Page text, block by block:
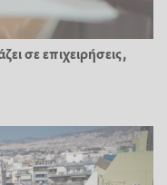
σε επιχειρήσεις,